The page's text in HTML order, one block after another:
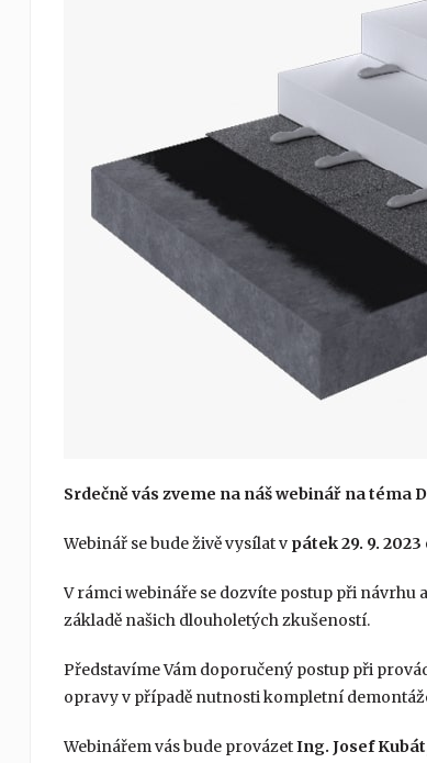
Srdečně vás zveme na náš webinář na téma
Webinář se bude živě vysílat v pátek 29. 9. 2023
V rámci webináře se dozvíte postup při
základě našich dlouholetých zkušeností.
Představíme Vám doporučený postup při
opravy v případě nutnosti kompletní
Webinářem vás bude provázetIng. Josef